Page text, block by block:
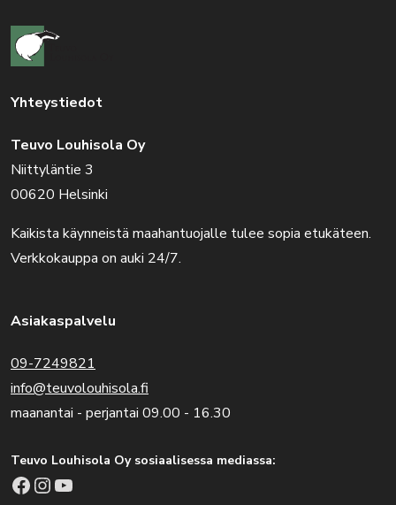
Yhteystiedot
Teuvo Louhisola Oy
Niittyläntie 3
00620 Helsinki
Kaikista käynneistä maahantuojalle tulee sopia etukäteen.
Verkkokauppa on auki 24/7.
Asiakaspalvelu
09-7249821
info@teuvolouhisola.fi
maanantai - perjantai 09.00 - 16.30
Teuvo Louhisola Oy sosiaalisessa mediassa:
Facebook Instagram YouTube